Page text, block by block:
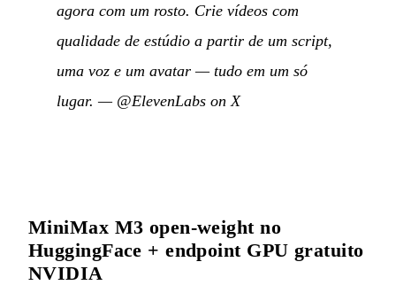
agora com um rosto. Crie vídeos com
qualidade de estúdio a partir de um script,
uma voz e um avatar — tudo em um só
lugar. — @ElevenLabs on X
MiniMax M3 open-weight no
HuggingFace + endpoint GPU gratuito
NVIDIA